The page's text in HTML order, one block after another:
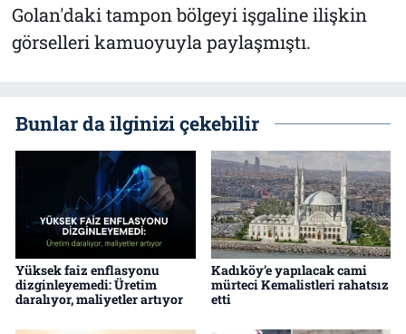
Golan'daki tampon bölgeyi işgaline ilişkin
görselleri kamuoyuyla paylaşmıştı.
Bunlar da ilginizi çekebilir
Yüksek faiz enflasyonu
dizginleyemedi: Üretim
daralıyor, maliyetler artıyor
Kadıköy’e yapılacak cami
mürteci Kemalistleri rahatsız
etti